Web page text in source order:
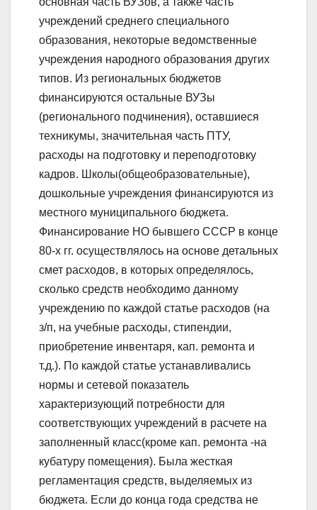
учреждений среднего специального
образования, некоторые ведомственные
учреждения народного образования других
типов. Из региональных бюджетов
финансируются остальные ВУЗы
(регионального подчинения), оставшиеся
техникумы, значительная часть ПТУ,
расходы на подготовку и переподготовку
кадров. Школы(общеобразовательные),
дошкольные учреждения финансируются из
местного муниципального бюджета.
Финансирование НО бывшего СССР в конце
80-х гг. осуществлялось на основе детальных
смет расходов, в которых определялось,
сколько средств необходимо данному
учреждению по каждой статье расходов (на
з/п, на учебные расходы, стипендии,
приобретение инвентаря, кап. ремонта и
т.д.). По каждой статье устанавливались
нормы и сетевой показатель
характеризующий потребности для
соответствующих учреждений в расчете на
заполненный класс(кроме кап. ремонта -на
кубатуру помещения). Была жесткая
регламентация средств, выделяемых из
бюджета. Если до конца года средства не